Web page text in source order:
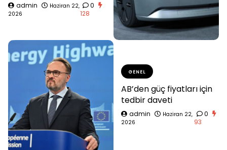
admin
Haziran 22,
2026
0
128
GENEL
AB’den güç fiyatları için
tedbir daveti
admin
Haziran 22,
2026
0
93